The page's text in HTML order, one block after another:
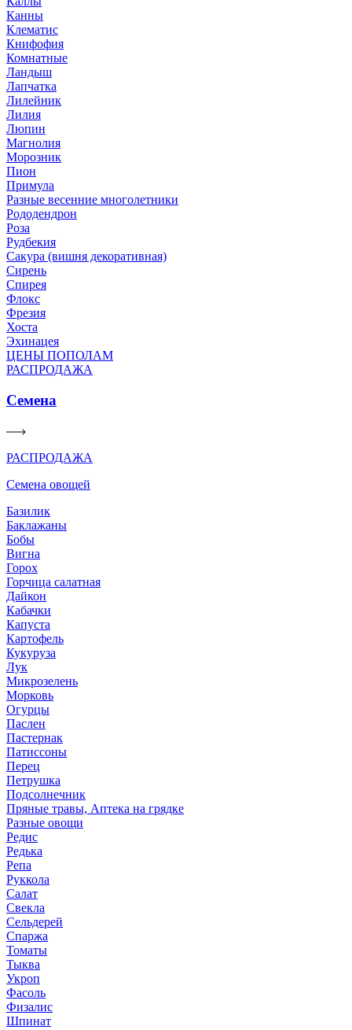
Канны
Клематис
Книфофия
Комнатные
Ландыш
Лапчатка
Лилейник
Лилия
Люпин
Магнолия
Морозник
Пион
Примула
Разные весенние многолетники
Рододендрон
Роза
Рудбекия
Сакура (вишня декоративная)
Сирень
Спирея
Флокс
Фрезия
Хоста
Эхинацея
ЦЕНЫ ПОПОЛАМ
РАСПРОДАЖА
Семена
РАСПРОДАЖА
Семена овощей
Базилик
Баклажаны
Бобы
Вигна
Горох
Горчица салатная
Дайкон
Кабачки
Капуста
Картофель
Кукуруза
Лук
Микрозелень
Морковь
Огурцы
Паслен
Пастернак
Патиссоны
Перец
Петрушка
Подсолнечник
Пряные травы, Аптека на грядке
Разные овощи
Редис
Редька
Репа
Руккола
Салат
Свекла
Сельдерей
Спаржа
Томаты
Тыква
Укроп
Фасоль
Физалис
Шпинат